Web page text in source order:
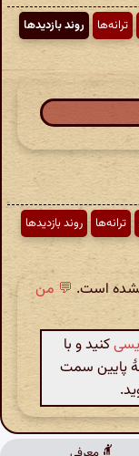
ترانه‌ها
روند بازدیدها
ترانه‌ها
روند بازدیدها
است. 💬 من
کنید و با
پایین سمت